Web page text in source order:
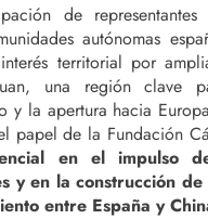
de
autónomas
territorial por
una región clave
y la apertura hacia
papel de la Fundación
en el impulso
y en la construcción
entre España y